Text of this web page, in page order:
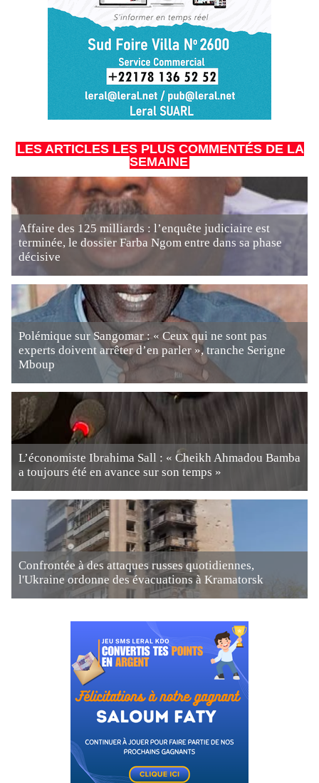
LES ARTICLES LES PLUS COMMENTÉS DE LA
SEMAINE
Affaire des 125 milliards : l’enquête judiciaire est
terminée, le dossier Farba Ngom entre dans sa phase
décisive
Polémique sur Sangomar : « Ceux qui ne sont pas
experts doivent arrêter d’en parler », tranche Serigne
Mboup
L’économiste Ibrahima Sall : « Cheikh Ahmadou Bamba
a toujours été en avance sur son temps »
Confrontée à des attaques russes quotidiennes,
l'Ukraine ordonne des évacuations à Kramatorsk